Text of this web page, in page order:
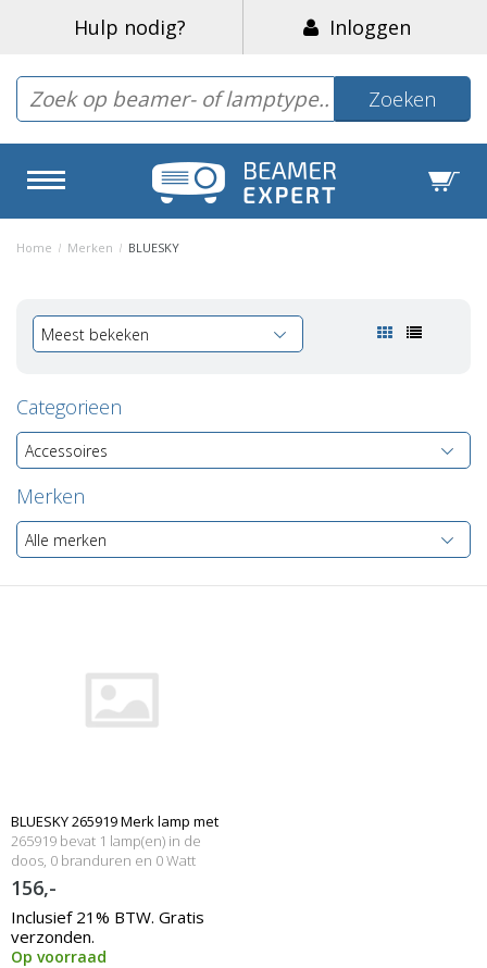
Hulp nodig? Inloggen
Zoeken
Home / Merken / BLUESKY
Meest bekeken
Categorieen
Accessoires
Merken
Alle merken
BLUESKY 265919 Merk lamp met
behuizing
265919 bevat 1 lamp(en) in de
doos, 0 branduren en 0 Watt
156,-
Inclusief 21% BTW. Gratis
verzonden.
Op voorraad